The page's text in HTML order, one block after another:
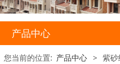
产品中心
您当前的位置: 产品中心 > 紫